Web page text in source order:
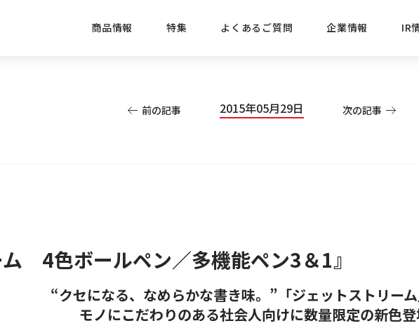
商品情報
新商品 目的
特集
おす
よくあるご質問 企業情報
経営方針 ごあいさつ
IR
IRニュース 株式情報
前の記事 2015年05月29日 次の記事
ム 4色ボールペン／多機能ペン3＆1』
“クセになる、なめらかな書き味。”「ジェットストリーム
モノにこだわりのある社会人向けに数量限定の新色登